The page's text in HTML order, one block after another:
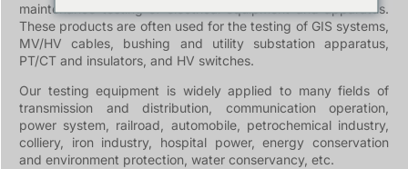
maintenance testing of electrical equipment and apparatus.
These products are often used for the testing of GIS systems,
MV/HV cables, bushing and utility substation apparatus,
PT/CT and insulators, and HV switches.
Our testing equipment is widely applied to many fields of
transmission and distribution, communication operation,
power system, railroad, automobile, petrochemical industry,
colliery, iron industry, hospital power, energy conservation
and environment protection, water conservancy, etc.
Español de Colombia
Español de México
Português
Türkçe
Čeština